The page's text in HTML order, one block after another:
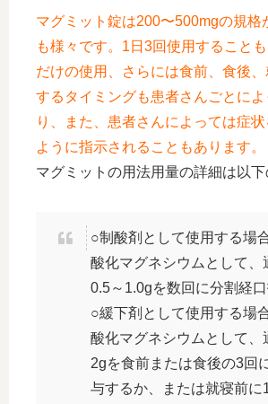
マグミット錠は200〜500mgの規格
も様々です。1日3回使用すること
だけの使用、さらには食前、食後
するタイミングも患者さんごとに
り、また、患者さんによっては症
ように指示されることもあります。
マグミットの用法用量の詳細は以下
○制酸剤として使用する場
酸化マグネシウムとして、
0.5～1.0gを数回に分割経口
○緩下剤として使用する場
酸化マグネシウムとして、
2gを食前または食後の3回
与するか、または就寝前に